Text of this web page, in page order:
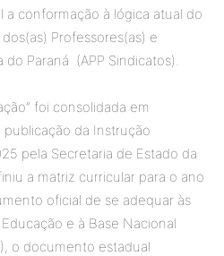
a conformação à lógica atual do
Professores(as) e
Paraná (APP Sindicatos).
foi consolidada em
da Instrução
pela Secretaria de Estado da
a matriz curricular para o ano
oficial de se adequar às
e à Base Nacional
o documento estadual